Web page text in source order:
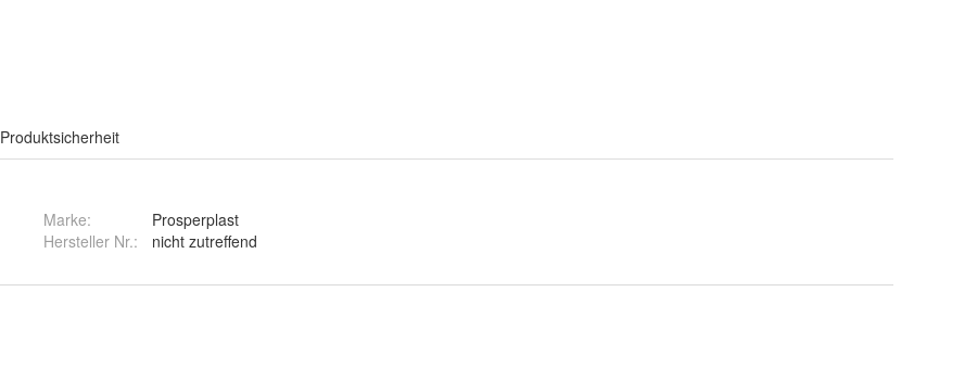
Produktsicherheit
Marke:
Prosperplast
Hersteller Nr.:
nicht zutreffend